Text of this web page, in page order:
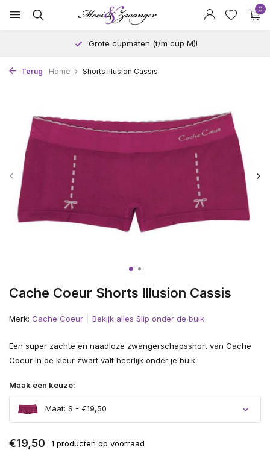
0
Grote cupmaten (t/m cup M)!
Terug Home Shorts Illusion Cassis
Cache Coeur Shorts Illusion Cassis
Merk: Cache Coeur Bekijk alles Slip onder de buik
Een super zachte en naadloze zwangerschapsshort van Cache
Coeur in de kleur zwart valt heerlijk onder je buik.
Maak een keuze:
Maat: S - €19,50
€19,50 1 producten op voorraad